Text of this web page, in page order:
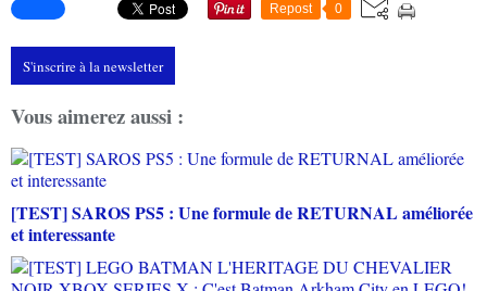
Repost 0
S'inscrire à la newsletter
Vous aimerez aussi :
[TEST] SAROS PS5 : Une formule de RETURNAL améliorée
et interessante